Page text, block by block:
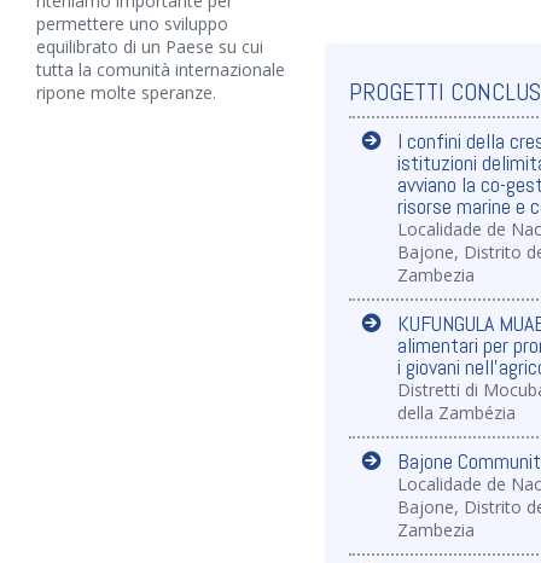
permettere uno sviluppo
equilibrato di un Paese su cui
tutta la comunità internazionale
ripone molte speranze.
PROGETTI
I confini della
istituzioni
avviano la co-
risorse marine e
Localidade de
Bajone, Distrito
Zambezia
KUFUNGULA
alimentari per
i giovani
Distretti di
della Zambézia
Bajone
Localidade de
Bajone, Distrito
Zambezia